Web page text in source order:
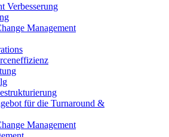
Verbesserung
Management
für die Turnaround &
Management